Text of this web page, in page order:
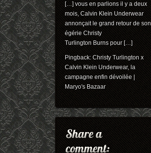
[…] vous en parlions il y a deux
mois, Calvin Klein Underwear
annonçait le grand retour de son
égérie Christy
Turlington Burns pour […]
Pingback:Christy Turlington x
Calvin Klein Underwear, la
campagne enfin dévoilée |
Maryo's Bazaar